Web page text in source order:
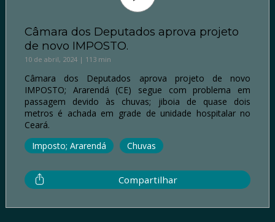
Câmara dos Deputados aprova projeto
de novo IMPOSTO.
10 de abril, 2024 | 113 min
Câmara dos Deputados aprova projeto de novo
IMPOSTO; Ararendá (CE) segue com problema em
passagem devido às chuvas; jiboia de quase dois
metros é achada em grade de unidade hospitalar no
Ceará.
Imposto; Ararendá
Chuvas
Compartilhar